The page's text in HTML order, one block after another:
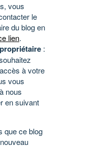
vous
le
du blog en
lien.
:
à votre
vous
nous
en suivant
que ce blog